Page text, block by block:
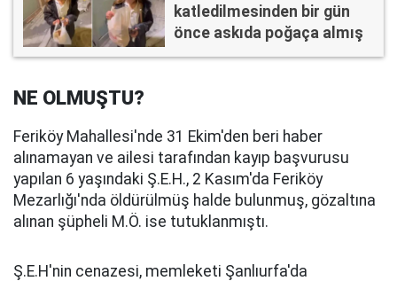
katledilmesinden bir gün
önce askıda poğaça almış
NE OLMUŞTU?
Feriköy Mahallesi'nde 31 Ekim'den beri haber
alınamayan ve ailesi tarafından kayıp başvurusu
yapılan 6 yaşındaki Ş.E.H., 2 Kasım'da Feriköy
Mezarlığı'nda öldürülmüş halde bulunmuş, gözaltına
alınan şüpheli M.Ö. ise tutuklanmıştı.
Ş.E.H'nin cenazesi, memleketi Şanlıurfa'da